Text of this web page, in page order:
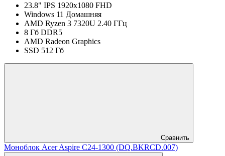
23.8" IPS 1920x1080 FHD
Windows 11 Домашняя
AMD Ryzen 3 7320U 2.40 ГГц
8 Гб DDR5
AMD Radeon Graphics
SSD 512 Гб
Сравнить
Моноблок Acer Aspire C24-1300 (DQ.BKRCD.007)